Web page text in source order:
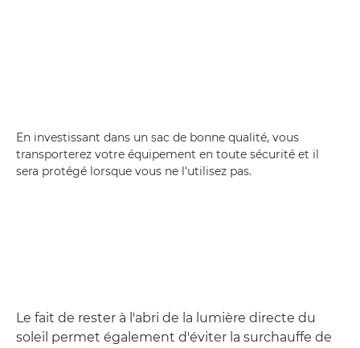
En investissant dans un sac de bonne qualité, vous
transporterez votre équipement en toute sécurité et il
sera protégé lorsque vous ne l'utilisez pas.
Le fait de rester à l'abri de la lumière directe du
soleil permet également d'éviter la surchauffe de